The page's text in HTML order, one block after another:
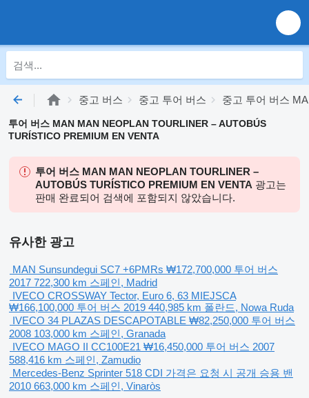
중고 버스 중고 투어 버스 중고 투어 버스
투어 버스 MAN MAN NEOPLAN TOURLINER – AUTOBÚS
TURÍSTICO PREMIUM EN VENTA
투어 버스 MAN MAN NEOPLAN TOURLINER –
AUTOBÚS TURÍSTICO PREMIUM EN VENTA 광고는
판매 완료되어 검색에 포함되지 않았습니다.
유사한 광고
MAN Sunsundegui SC7 +6PMRs ₩172,700,000 투어 버스
2017 722,300 km 스페인, Madrid
IVECO CROSSWAY Tector, Euro 6, 63 MIEJSCA
₩166,100,000 투어 버스 2019 440,985 km 폴란드, Nowa Ruda
IVECO 34 PLAZAS DESCAPOTABLE ₩82,250,000 투어 버스
2008 103,000 km 스페인, Granada
IVECO MAGO II CC100E21 ₩16,450,000 투어 버스 2007
588,416 km 스페인, Zamudio
Mercedes-Benz Sprinter 518 CDI 가격은 요청 시 공개 승용 밴
2010 663,000 km 스페인, Vinaròs